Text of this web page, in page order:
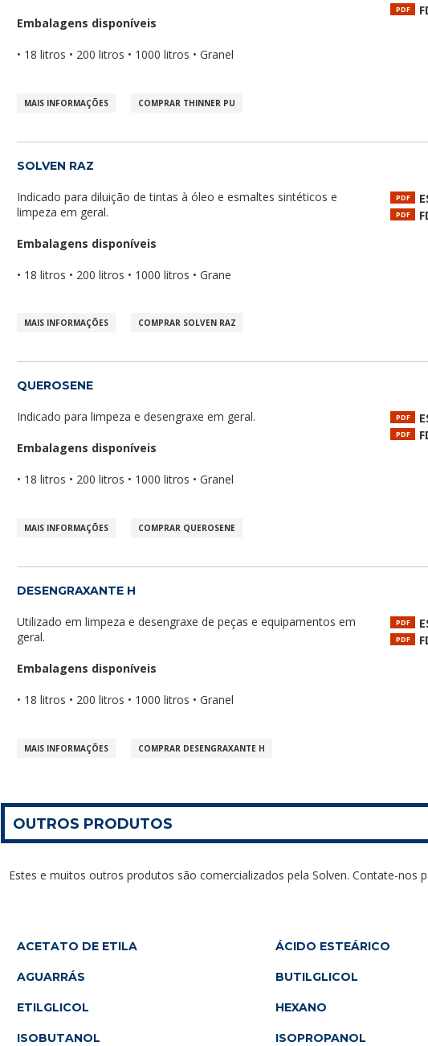
Embalagens disponíveis
• 18 litros • 200 litros • 1000 litros • Granel
MAIS INFORMAÇÕES COMPRAR THINNER PU
PDF
SOLVEN RAZ
Indicado para diluição de tintas à óleo e esmaltes sintéticos e
limpeza em geral.
Embalagens disponíveis
• 18 litros • 200 litros • 1000 litros • Grane
MAIS INFORMAÇÕES COMPRAR SOLVEN RAZ
PDF
PDF
QUEROSENE
Indicado para limpeza e desengraxe em geral.
Embalagens disponíveis
• 18 litros • 200 litros • 1000 litros • Granel
MAIS INFORMAÇÕES COMPRAR QUEROSENE
PDF
PDF
DESENGRAXANTE H
Utilizado em limpeza e desengraxe de peças e equipamentos em
geral.
Embalagens disponíveis
• 18 litros • 200 litros • 1000 litros • Granel
MAIS INFORMAÇÕES COMPRAR DESENGRAXANTE H
PDF
PDF
OUTROS PRODUTOS
Estes e muitos outros produtos são comercializados pela Solven. Contate-nos
ACETATO DE ETILA ÁCIDO ESTEÁRICO
AGUARRÁS BUTILGLICOL
ETILGLICOL HEXANO
ISOBUTANOL ISOPROPANOL